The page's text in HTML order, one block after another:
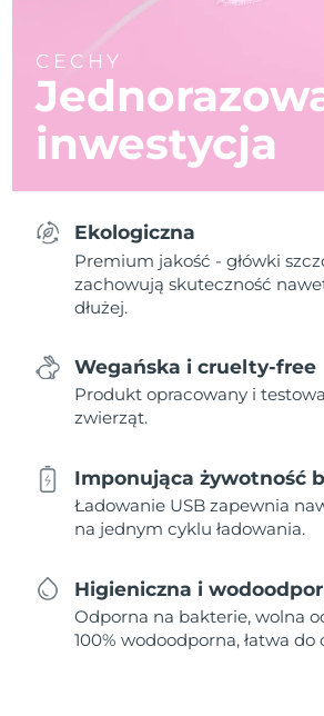
CECHY
inwestycja
Ekologiczna
Premium jakość - główki
zachowują skuteczność
dłużej.
Wegańska i cruelty-free
Produkt opracowany i
zwierząt.
Imponująca żywotność
Ładowanie USB zapewnia
na jednym cyklu ładowania.
Higieniczna i
Odporna na bakterie, wolna
100% wodoodporna, łatwa do